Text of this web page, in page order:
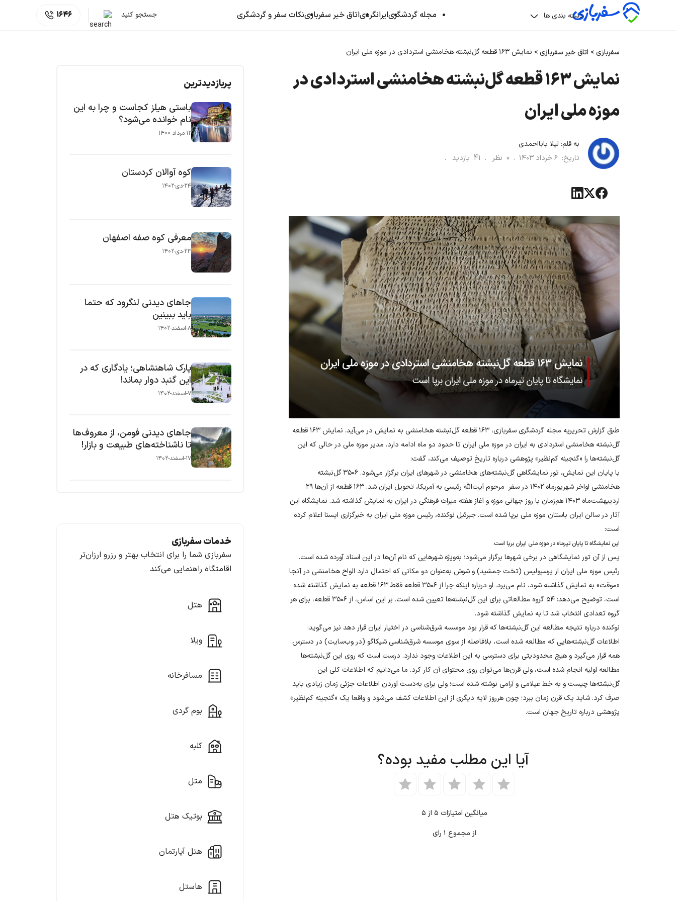
دسته بندی ها مجله گردشگریایرانگردیاتاق خبر سفربازینکات سفر و گردشگری جستجو کنید 1646
سفربازی> اتاق خبر سفربازی> نمایش ۱۶۳ قطعه گل‌نبشته هخامنشی استردادی در موزه ملی ایران
نمایش ۱۶۳ قطعه گل‌نبشته هخامنشی استردادی در
موزه ملی ایران
به قلم: لیلا بابااحمدی
تاریخ: ۶ خرداد ۱۴۰۳ .
0 نظر . 41 بازدید .
طبق گزارش تحریریه مجله گردشگری سفربازی
، ۱۶۳ قطعه گل‌نبشته هخامنشی به نمایش در می‌آید. نمایش ۱۶۳ قطعه
گل‌نبشته هخامنشی استردادی به ایران در موزه ملی ایران تا حدود دو ماه ادامه دارد. مدیر موزه ملی در حالی که این
گل‌نبشته‌ها را «گنجینه کم‌نظیر» پژوهشی درباره تاریخ توصیف می‌کند، گفت:
با پایان این نمایش، تور نمایشگاهی گل‌نبشته‌های هخامنشی در شهرهای ایران برگزار می‌شود. ۳۵۰۶ گل‌نبشته
هخامنشی اواخر شهریورماه ۱۴۰۲ در سفر مرحوم آیت‌الله رئیسی به آمریکا، تحویل ایران شد. ۱۶۳ قطعه از آن‌ها ۲۹
اردیبهشت‌ماه ۱۴۰۳ هم‌زمان با روز جهانی موزه و آغاز هفته میراث فرهنگی در ایران به نمایش گذاشته شد. نمایشگاه این
آثار در سالن ایران باستان موزه ملی برپا شده است. جبرئیل نوکنده، رئیس موزه ملی ایران به خبرگزاری ایسنا اعلام کرده
است:
این نمایشگاه تا پایان تیرماه در موزه ملی ایران برپا است.
پس از آن تور نمایشگاهی در برخی شهرها برگزار می‌شود؛ به‌ویژه شهرهایی که نام آن‌ها در این اسناد آورده شده است.
رئیس موزه ملی ایران از پرسپولیس (تخت جمشید) و شوش به‌عنوان دو مکانی که احتمال دارد الواح هخامنشی در آنجا
«موقت» به نمایش گذاشته شود، نام می‌برد. او درباره اینکه چرا از ۳۵۰۶ قطعه فقط ۱۶۳ قطعه به نمایش گذاشته شده
است، توضیح می‌دهد: ۵۴ گروه مطالعاتی برای این گل‌نبشته‌ها تعیین شده است. بر این اساس، از ۳۵۰۶ قطعه، برای هر
گروه تعدادی انتخاب شد تا به نمایش گذاشته شود.
نوکنده درباره نتیجه مطالعه این گل‌نبشته‌ها که قرار بود موسسه شرق‌شناسی در اختیار ایران قرار دهد نیز می‌گوید:
اطلاعات گل‌نبشته‌هایی که مطالعه شده است، بلافاصله از سوی موسسه شرق‌شناسی شیکاگو (در وب‌سایت) در دسترس
همه قرار می‌گیرد و هیچ محدودیتی برای دسترسی به این اطلاعات وجود ندارد. درست است که روی این گل‌نبشته‌ها
مطالعه اولیه انجام شده است، ولی قرن‌ها می‌توان روی محتوای آن کار کرد. ما می‌دانیم که اطلاعات کلی این
گل‌نبشته‌ها چیست و به خط عیلامی و آرامی نوشته شده است؛ ولی برای به‌دست آوردن اطلاعات جزئی زمان زیادی باید
صرف کرد. شاید یک قرن زمان ببرد؛ چون هرروز لایه دیگری از این اطلاعات کشف می‌شود و واقعا یک «گنجینه کم‌نظیر»
پژوهشی درباره تاریخ جهان است.
آیا این مطلب مفید بوده؟
میانگین امتیازات ۵ از ۵
از مجموع ۱ رای
پربازدیدترین
باستی هیلز کجاست و چرا به این
نام خوانده می‌شود؟
۱۲-مرداد-۱۴۰۰
کوه آوالان کردستان
۲۴-دی-۱۴۰۲
معرفی کوه صفه اصفهان
۲۳-دی-۱۴۰۲
جاهای دیدنی لنگرود که حتما
باید ببینین
۸-اسفند-۱۴۰۲
پارک شاهنشاهی؛ یادگاری که در
این گنبد دوار بماند!
۷-اسفند-۱۴۰۲
جاهای دیدنی فومن، از معروف‌ها
تا ناشناخته‌های طبیعت و بازار!
۱۷-اسفند-۱۴۰۲
خدمات سفربازی
سفربازی شما را برای انتخاب بهتر و رزرو ارزان‌تر
اقامتگاه راهنمایی می‌کند
هتل
ویلا
مسافرخانه
بوم گردی
کلبه
متل
بوتیک هتل
هتل آپارتمان
هاستل